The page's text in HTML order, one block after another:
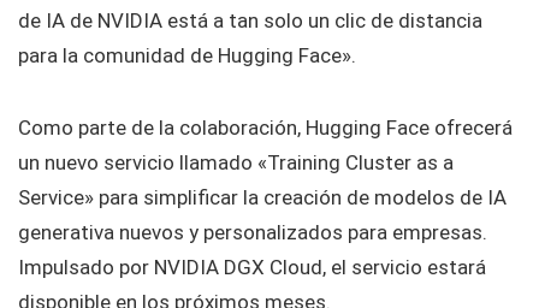
de IA de NVIDIA está a tan solo un clic de distancia
para la comunidad de Hugging Face».
Como parte de la colaboración, Hugging Face ofrecerá
un nuevo servicio llamado «Training Cluster as a
Service» para simplificar la creación de modelos de IA
generativa nuevos y personalizados para empresas.
Impulsado por NVIDIA DGX Cloud, el servicio estará
disponible en los próximos meses.